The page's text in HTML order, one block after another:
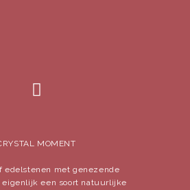
MOMENT
edelstenen met genezende
eigenlijk een soort natuurlijke